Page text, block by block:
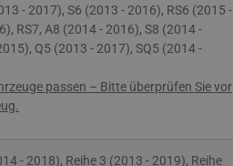
- 2017), S6 (2013 - 2016), RS6 (2015 -
RS7, A8 (2014 - 2016), S8 (2014 -
Q5 (2013 - 2017), SQ5 (2014 -
passen – Bitte überprüfen Sie vor
- 2018), Reihe 3 (2013 - 2019), Reihe